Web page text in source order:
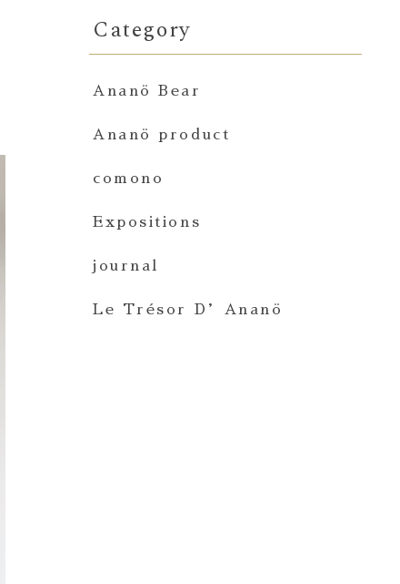
Category
Ananö Bear
Ananö product
comono
Expositions
journal
Le Trésor D’Ananö